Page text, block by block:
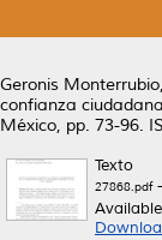
Geronis
confianza
México, pp. 73-96.
Texto
27868.pdf-